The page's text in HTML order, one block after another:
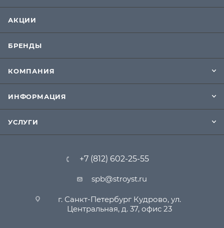
АКЦИИ
БРЕНДЫ
КОМПАНИЯ
ИНФОРМАЦИЯ
УСЛУГИ
+7 (812) 602-25-55
spb@stroyst.ru
г. Санкт-Петербург Кудрово, ул.
Центральная, д. 37, офис 23